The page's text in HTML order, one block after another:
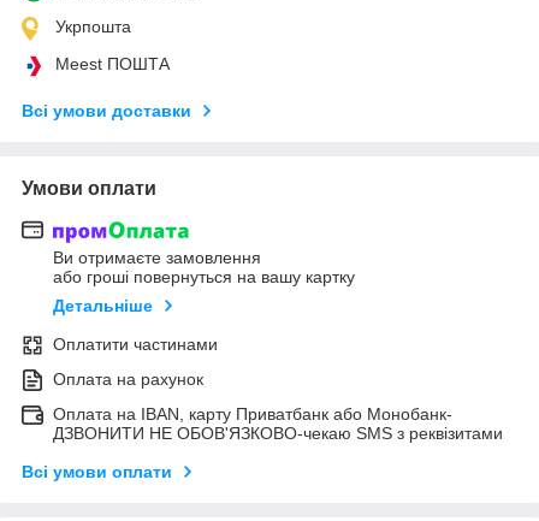
Укрпошта
Meest ПОШТА
Всі умови доставки
Умови оплати
Ви отримаєте замовлення
або гроші повернуться на вашу картку
Детальніше
Оплатити частинами
Оплата на рахунок
Оплата на IBAN, карту Приватбанк або Монобанк-
ДЗВОНИТИ НЕ ОБОВ'ЯЗКОВО-чекаю SMS з реквізитами
Всі умови оплати